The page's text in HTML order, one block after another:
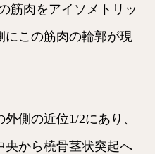
筋肉をアイソメトリッ
にこの筋肉の輪郭が現
側の近位1/2にあり、
央から橈骨茎状突起へ